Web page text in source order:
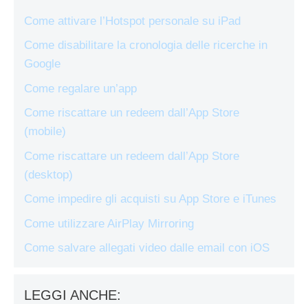
Come attivare l’Hotspot personale su iPad
Come disabilitare la cronologia delle ricerche in
Google
Come regalare un’app
Come riscattare un redeem dall’App Store
(mobile)
Come riscattare un redeem dall’App Store
(desktop)
Come impedire gli acquisti su App Store e iTunes
Come utilizzare AirPlay Mirroring
Come salvare allegati video dalle email con iOS
LEGGI ANCHE: